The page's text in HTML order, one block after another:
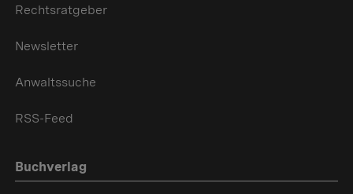
Rechtsratgeber
Newsletter
Anwaltssuche
RSS-Feed
Buchverlag